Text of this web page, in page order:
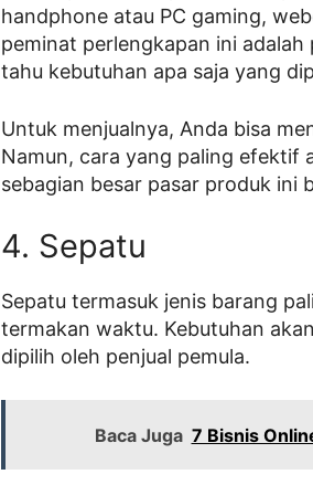
handphone atau PC gaming,
peminat perlengkapan ini
tahu kebutuhan apa saja yang
Untuk menjualnya, Anda bisa
Namun, cara yang paling efektif
sebagian besar pasar produk ini
4. Sepatu
Sepatu termasuk jenis barang
termakan waktu. Kebutuhan
dipilih oleh penjual pemula.
Baca Juga 7 Bisnis